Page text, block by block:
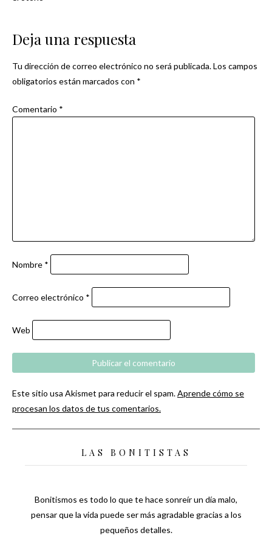
Deja una respuesta
Tu dirección de correo electrónico no será publicada.Los campos
obligatorios están marcados con *
Comentario *
Nombre *
Correo electrónico *
Web
Este sitio usa Akismet para reducir el spam.Aprende cómo se
procesan los datos de tus comentarios.
LAS BONITISTAS
Bonitismos es todo lo que te hace sonreír un día malo,
pensar que la vida puede ser más agradable gracias a los
pequeños detalles.